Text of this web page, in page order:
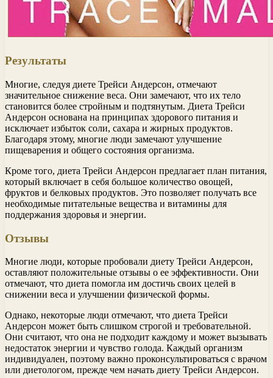
Результаты
Многие, следуя диете Трейси Андерсон, отмечают
значительное снижение веса. Они замечают, что их тело
становится более стройным и подтянутым. Диета Трейси
Андерсон основана на принципах здорового питания и
исключает избыток соли, сахара и жирных продуктов.
Благодаря этому, многие люди замечают улучшение
пищеварения и общего состояния организма.
Кроме того, диета Трейси Андерсон предлагает план питания,
который включает в себя большое количество овощей,
фруктов и белковых продуктов. Это позволяет получать все
необходимые питательные вещества и витамины для
поддержания здоровья и энергии.
Отзывы
Многие люди, которые пробовали диету Трейси Андерсон,
оставляют положительные отзывы о ее эффективности. Они
отмечают, что диета помогла им достичь своих целей в
снижении веса и улучшении физической формы.
Однако, некоторые люди отмечают, что диета Трейси
Андерсон может быть слишком строгой и требовательной.
Они считают, что она не подходит каждому и может вызывать
недостаток энергии и чувство голода. Каждый организм
индивидуален, поэтому важно проконсультироваться с врачом
или диетологом, прежде чем начать диету Трейси Андерсон.